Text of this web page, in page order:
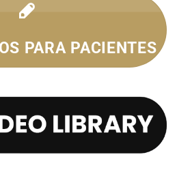
PARA PACIENTES